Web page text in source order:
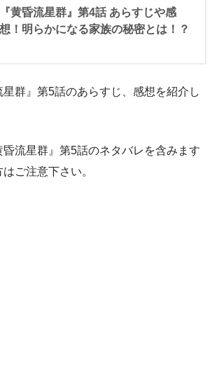
『黄昏流星群』第4話 あらすじや感
想！明らかになる家族の秘密とは！？
群』第5話のあらすじ、感想を紹介し
昏流星群』第5話のネタバレを含みます
ご注意下さい。